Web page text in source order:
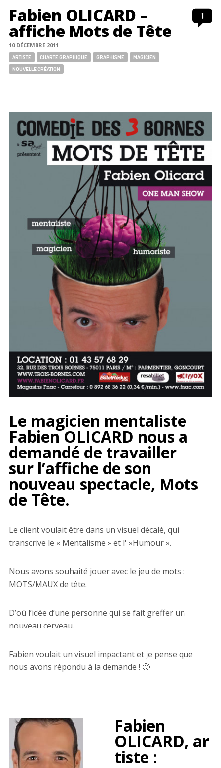
Fabien OLICARD –
affiche Mots de Tête
1
10 DÉCEMBRE 2011
Tags:
ARTISTE CHARTE GRAPHIQUE GRAPHISME
MAGICIEN
NOUVELLE CRÉATION
Le magicien mentaliste
Fabien OLICARD nous a
demandé de travailler
sur l’affiche de son
nouveau spectacle, Mots
de Tête.
Le client voulait être dans un visuel décalé, qui
transcrive le « Mentalisme » et l' »Humour ».
Nous avons souhaité jouer avec le jeu de mots :
MOTS/MAUX de tête.
D’où l’idée d’une personne qui se fait greffer un
nouveau cerveau.
Fabien voulait un visuel impactant et je pense que
nous avons répondu à la demande ! 🙂
Fabien
OLICARD, ar
tiste :